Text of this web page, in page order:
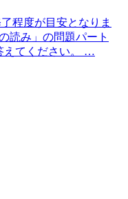
程度が目安となりま
読み」の問題パート
えてください。 …